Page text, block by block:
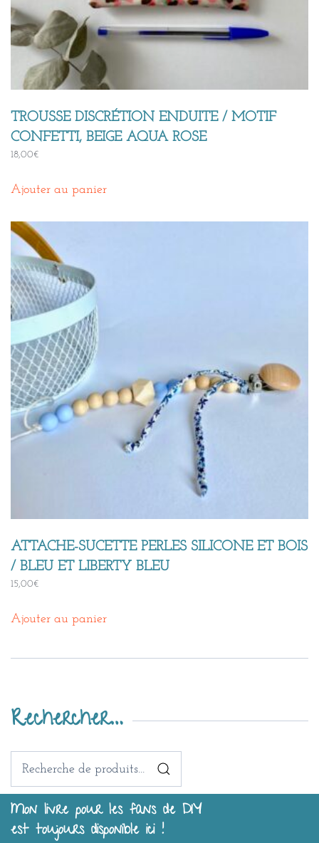
TROUSSE DISCRÉTION ENDUITE / MOTIF
CONFETTI, BEIGE AQUA ROSE
18,00€
Ajouter au panier
ATTACHE-SUCETTE PERLES SILICONE ET BOIS
/ BLEU ET LIBERTY BLEU
15,00€
Ajouter au panier
Rechercher…
Recherche
Mon livre pour les fans de DIY
est toujours disponible ici !